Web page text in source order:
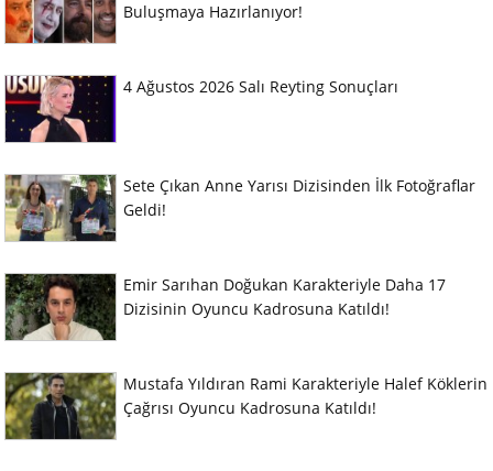
Buluşmaya Hazırlanıyor!
4 Ağustos 2026 Salı Reyting Sonuçları
Sete Çıkan Anne Yarısı Dizisinden İlk Fotoğraflar
Geldi!
Emir Sarıhan Doğukan Karakteriyle Daha 17
Dizisinin Oyuncu Kadrosuna Katıldı!
Mustafa Yıldıran Rami Karakteriyle Halef Köklerin
Çağrısı Oyuncu Kadrosuna Katıldı!